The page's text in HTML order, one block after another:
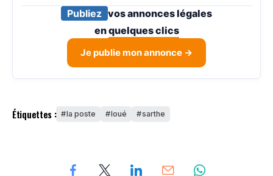
Publiez vos annonces légales
enquelques clics
Je publie mon annonce →
Étiquettes : la poste loué sarthe